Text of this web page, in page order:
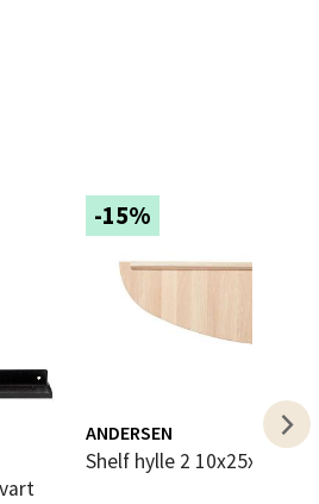
-15%
ANDERSEN
Shelf hylle 2 10x25x59 cm